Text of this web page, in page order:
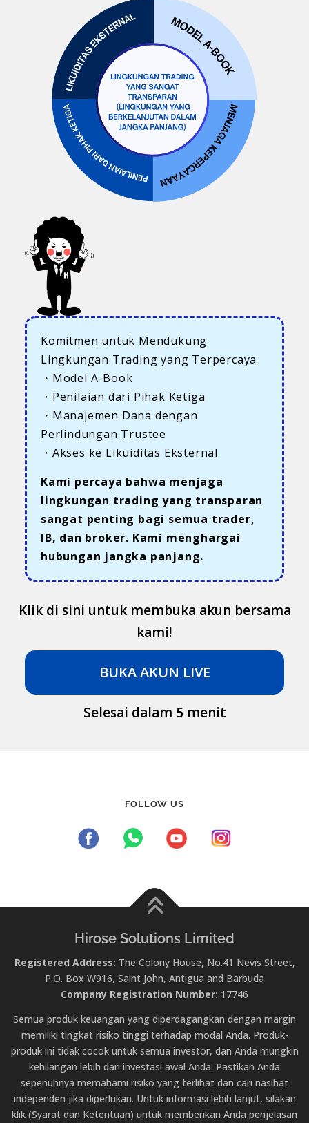
Komitmen untuk Mendukung
Lingkungan Trading yang Terpercaya
・Model A-Book
・Penilaian dari Pihak Ketiga
・Manajemen Dana dengan
Perlindungan Trustee
・Akses ke Likuiditas Eksternal
Kami percaya bahwa menjaga
lingkungan trading yang transparan
sangat penting bagi semua trader,
IB, dan broker. Kami menghargai
hubungan jangka panjang.
Klik di sini untuk membuka akun bersama
kami!
BUKA AKUN LIVE
Selesai dalam 5 menit
FOLLOW US
Hirose Solutions Limited
Registered Address: The Colony House, No.41 Nevis Street,
P.O. Box W916, Saint John, Antigua and Barbuda
Company Registration Number: 17746
Semua produk keuangan yang diperdagangkan dengan margin
memiliki tingkat risiko tinggi terhadap modal Anda. Produk-
produk ini tidak cocok untuk semua investor, dan Anda mungkin
kehilangan lebih dari investasi awal Anda. Pastikan Anda
sepenuhnya memahami risiko yang terlibat dan cari nasihat
independen jika diperlukan. Untuk informasi lebih lanjut, silakan
klik (Syarat dan Ketentuan) untuk memberikan Anda penjelasan